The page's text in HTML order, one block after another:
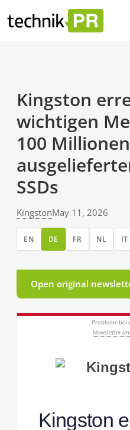
Kingston
wichtigen
100
SSDs
KingstonMay 11, 2026
EN DE FR NL IT
Open original